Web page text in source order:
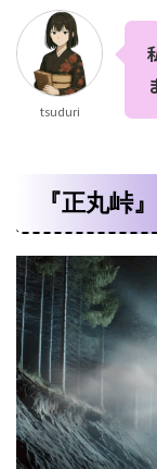
tsuduri
『正丸峠